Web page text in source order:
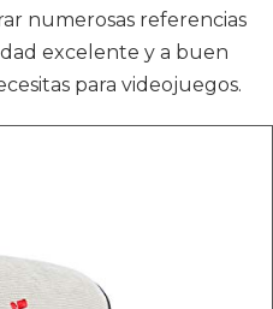
numerosas referencias
excelente y a buen
para videojuegos.